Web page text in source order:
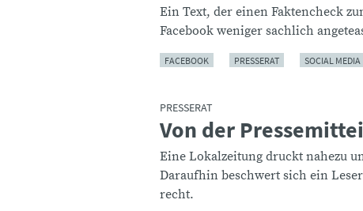
Ein Text, der einen Faktencheck
Facebook weniger sachlich
FACEBOOK PRESSERAT SOCIAL MEDIA
PRESSERAT
:Von der
Eine Lokalzeitung druckt nahezu
Daraufhin beschwert sich ein
recht.